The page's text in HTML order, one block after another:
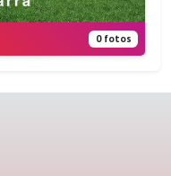
0 fotos